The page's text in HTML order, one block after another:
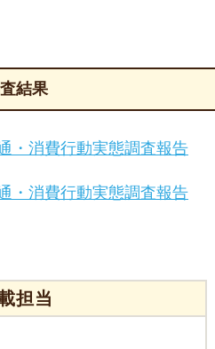
結果
・消費行動実態調査報告
・消費行動実態調査報告
担当